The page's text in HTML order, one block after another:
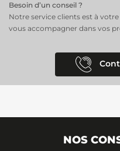
Besoin d’un conseil ?
Notre service clients est à
vous accompagner dans vos
NOS